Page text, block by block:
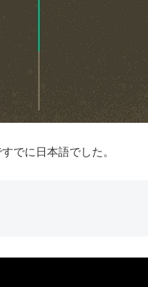
でに日本語でした。